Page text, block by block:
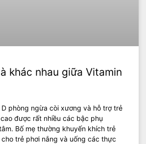
khác nhau giữa Vitamin
D phòng ngừa còi xương và hỗ trợ trẻ
được rất nhiều các bậc phụ
Bố mẹ thường khuyến khích trẻ
cho trẻ phơi nắng và uống các thực